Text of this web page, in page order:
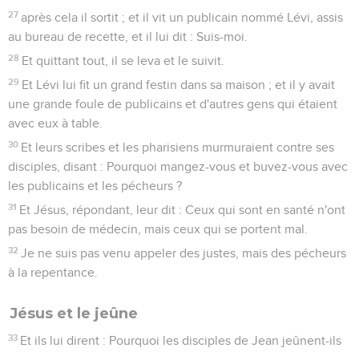
27 après cela il sortit ; et il vit un publicain nommé Lévi, assis
au bureau de recette, et il lui dit : Suis-moi.
28 Et quittant tout, il se leva et le suivit.
29 Et Lévi lui fit un grand festin dans sa maison ; et il y avait
une grande foule de publicains et d'autres gens qui étaient
avec eux à table.
30 Et leurs scribes et les pharisiens murmuraient contre ses
disciples, disant : Pourquoi mangez-vous et buvez-vous avec
les publicains et les pécheurs ?
31 Et Jésus, répondant, leur dit : Ceux qui sont en santé n'ont
pas besoin de médecin, mais ceux qui se portent mal.
32 Je ne suis pas venu appeler des justes, mais des pécheurs
à la repentance.
Jésus et le jeûne
33 Et ils lui dirent : Pourquoi les disciples de Jean jeûnent-ils